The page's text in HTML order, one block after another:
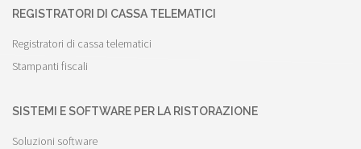
REGISTRATORI DI CASSA TELEMATICI
Registratori di cassa telematici
Stampanti fiscali
SISTEMI E SOFTWARE PER LA RISTORAZIONE
Soluzioni software